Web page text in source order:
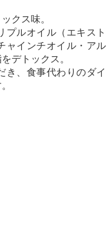
クス味。
プルオイル（エキスト
ャインチオイル・アル
デトックス。
き、食事代わりのダイ